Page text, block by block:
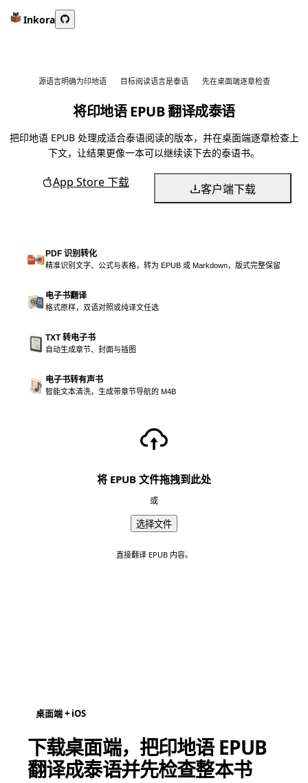
Inkora
源语言明确为印地语 目标阅读语言是泰语 先在桌面端逐章检查
将印地语 EPUB 翻译成泰语
把印地语 EPUB 处理成适合泰语阅读的版本，并在桌面端逐章检查上
下文，让结果更像一本可以继续读下去的泰语书。
App Store 下载 客户端下载
PDF 识别转化
精准识别文字、公式与表格，转为 EPUB 或 Markdown，版式完整保留
电子书翻译
格式原样，双语对照或纯译文任选
TXT 转电子书
自动生成章节、封面与插图
电子书转有声书
智能文本清洗，生成带章节导航的 M4B
将 EPUB 文件拖拽到此处
或
选择文件
直接翻译 EPUB 内容。
桌面端 + iOS
下载桌面端，把印地语 EPUB
翻译成泰语并先检查整本书